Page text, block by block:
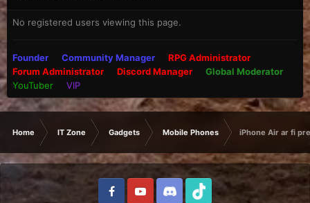
No registered users viewing this page.
Founder Community Manager
RPG Administrator
Forum Administrator
Discord Manager
Global Moderator
YouTuber
VIP
Home IT Zone Gadgets Mobile Phones iPhone Air ar fi